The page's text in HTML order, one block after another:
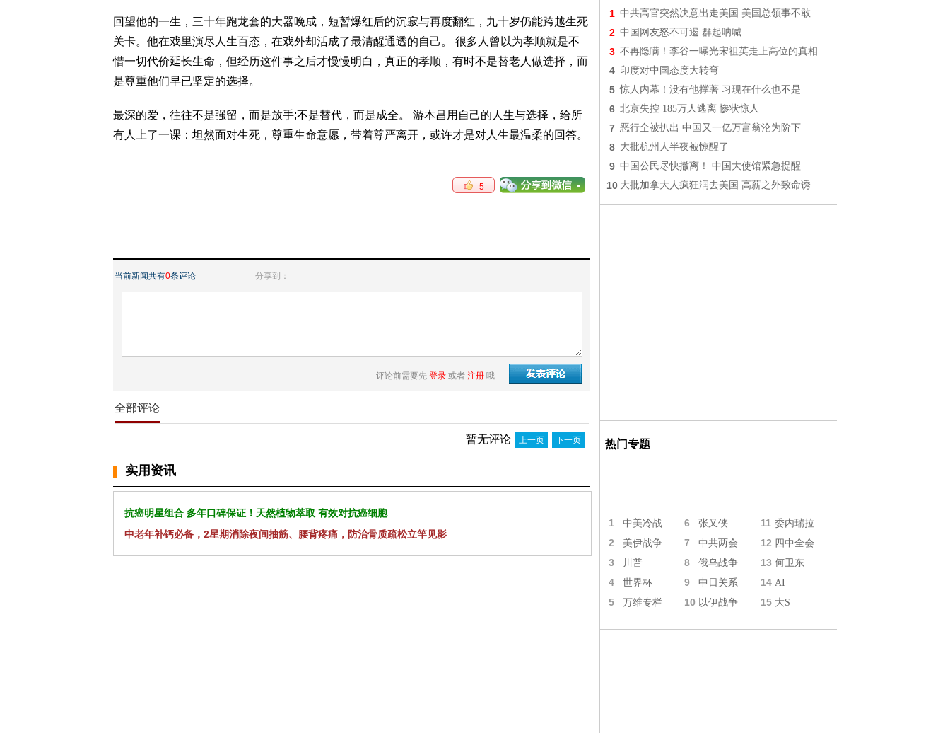
回望他的一生，三十年跑龙套的大器晚成，短暂爆红后的沉寂与再度翻红，九十岁仍能跨越生死
关卡。他在戏里演尽人生百态，在戏外却活成了最清醒通透的自己。 很多人曾以为孝顺就是不
惜一切代价延长生命，但经历这件事之后才慢慢明白，真正的孝顺，有时不是替老人做选择，而
是尊重他们早已坚定的选择。
最深的爱，往往不是强留，而是放手;不是替代，而是成全。 游本昌用自己的人生与选择，给所
有人上了一课：坦然面对生死，尊重生命意愿，带着尊严离开，或许才是对人生最温柔的回答。
5
当前新闻共有0条评论 分享到：
评论前需要先 登录 或者 注册 哦
全部评论
暂无评论 上一页 下一页
实用资讯
抗癌明星组合 多年口碑保证！天然植物萃取 有效对抗癌细胞
中老年补钙必备，2星期消除夜间抽筋、腰背疼痛，防治骨质疏松立竿见影
1 中共高官突然决意出走美国 美国总领事不敢
2 中国网友怒不可遏 群起呐喊
3 不再隐瞒！李谷一曝光宋祖英走上高位的真相
4 印度对中国态度大转弯
5 惊人内幕！没有他撑著 习现在什么也不是
6 北京失控 185万人逃离 惨状惊人
7 恶行全被扒出 中国又一亿万富翁沦为阶下
8 大批杭州人半夜被惊醒了
9 中国公民尽快撤离！ 中国大使馆紧急提醒
10 大批加拿大人疯狂润去美国 高薪之外致命诱
热门专题
1 中美冷战 6 张又侠 11 委内瑞拉
2 美伊战争 7 中共两会 12 四中全会
3 川普 8 俄乌战争 13 何卫东
4 世界杯 9 中日关系 14 AI
5 万维专栏 10 以伊战争 15 大S